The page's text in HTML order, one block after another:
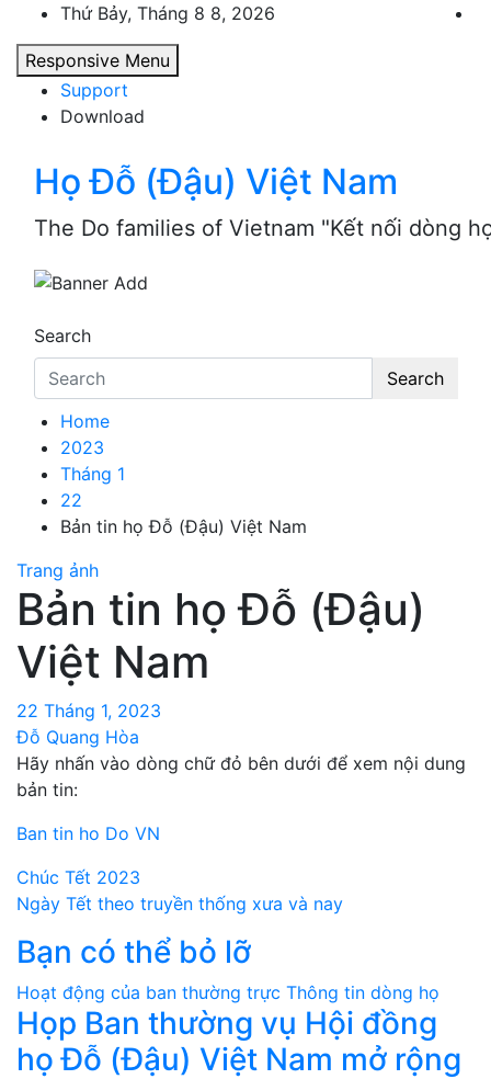
content
Thứ Bảy, Tháng 8 8, 2026
Responsive Menu
Support
Download
Họ Đỗ (Đậu) Việt Nam
The Do families of Vietnam "Kết nối dòng
Search
Search
Home
2023
Tháng 1
22
Bản tin họ Đỗ (Đậu) Việt Nam
Trang ảnh
Bản tin họ Đỗ (Đậu)
Việt Nam
22 Tháng 1, 2023
Đỗ Quang Hòa
Hãy nhấn vào dòng chữ đỏ bên dưới để xem nội dung
bản tin:
Ban tin ho Do VN
Điều
hướng
bài
viết
Chúc Tết 2023
Ngày Tết theo truyền thống xưa và nay
Bạn có thể bỏ lỡ
Hoạt động của ban thường trực Thông tin dòng họ
Họp Ban thường vụ Hội đồng
họ Đỗ (Đậu) Việt Nam mở rộng